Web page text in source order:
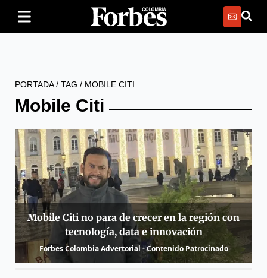
PORTADA/ TAG / MOBILE CITI
Mobile Citi
Mobile Citi no para de crecer en la región con
tecnología, data e innovación
Forbes Colombia Advertorial - Contenido Patrocinado